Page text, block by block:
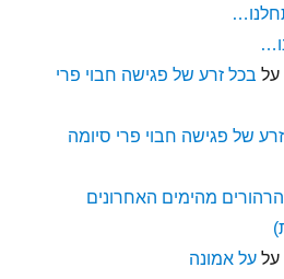
על בכל זרע של פגישה חבוי פרי
של פגישה חבוי פרי סיומה
10 הרהורים מהימים האחרונים
עלעל אמונה